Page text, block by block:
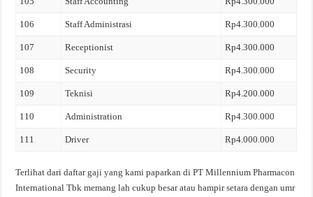
106 Staff Administrasi Rp4.300.000
107 Receptionist Rp4.300.000
108 Security Rp4.300.000
109 Teknisi Rp4.200.000
110 Administration Rp4.300.000
111 Driver Rp4.000.000
Terlihat dari daftar gaji yang kami paparkan di PT Millennium Pharmacon
International Tbk memang lah cukup besar atau hampir setara dengan umr